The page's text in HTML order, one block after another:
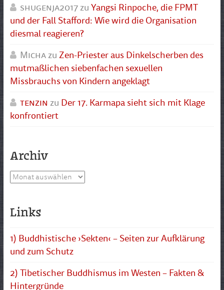
shugenja2017zuYangsi Rinpoche, die FPMT
und der Fall Stafford: Wie wird die Organisation
diesmal reagieren?
MichazuZen-Priester aus Dinkelscherben des
mutmaßlichen siebenfachen sexuellen
Missbrauchs von Kindern angeklagt
tenzin zu Der 17. Karmapa sieht sich mit Klage
konfrontiert
Archiv
Archiv
Links
1) Buddhistische ›Sekten‹ – Seiten zur Aufklärung
und zum Schutz
2) Tibetischer Buddhismus im Westen – Fakten &
Hintergründe